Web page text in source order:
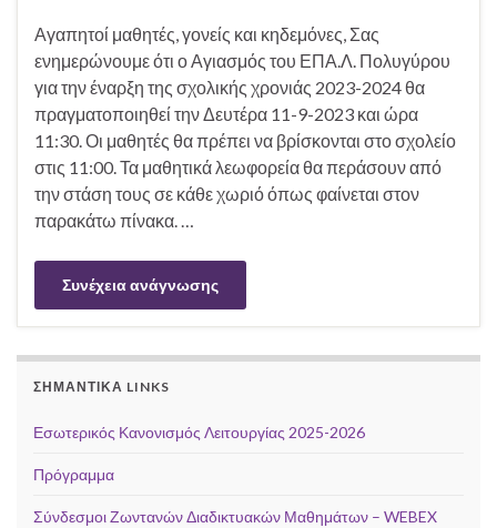
Αγαπητοί μαθητές, γονείς και κηδεμόνες, Σας
ενημερώνουμε ότι ο Αγιασμός του ΕΠΑ.Λ. Πολυγύρου
για την έναρξη της σχολικής χρονιάς 2023-2024 θα
πραγματοποιηθεί την Δευτέρα 11-9-2023 και ώρα
11:30. Οι μαθητές θα πρέπει να βρίσκονται στο σχολείο
στις 11:00. Τα μαθητικά λεωφορεία θα περάσουν από
την στάση τους σε κάθε χωριό όπως φαίνεται στον
παρακάτω πίνακα. …
Συνέχεια ανάγνωσης
ΣΗΜΑΝΤΙΚΆ LINKS
Εσωτερικός Κανονισμός Λειτουργίας 2025-2026
Πρόγραμμα
Σύνδεσμοι Ζωντανών Διαδικτυακών Μαθημάτων – WEBEX